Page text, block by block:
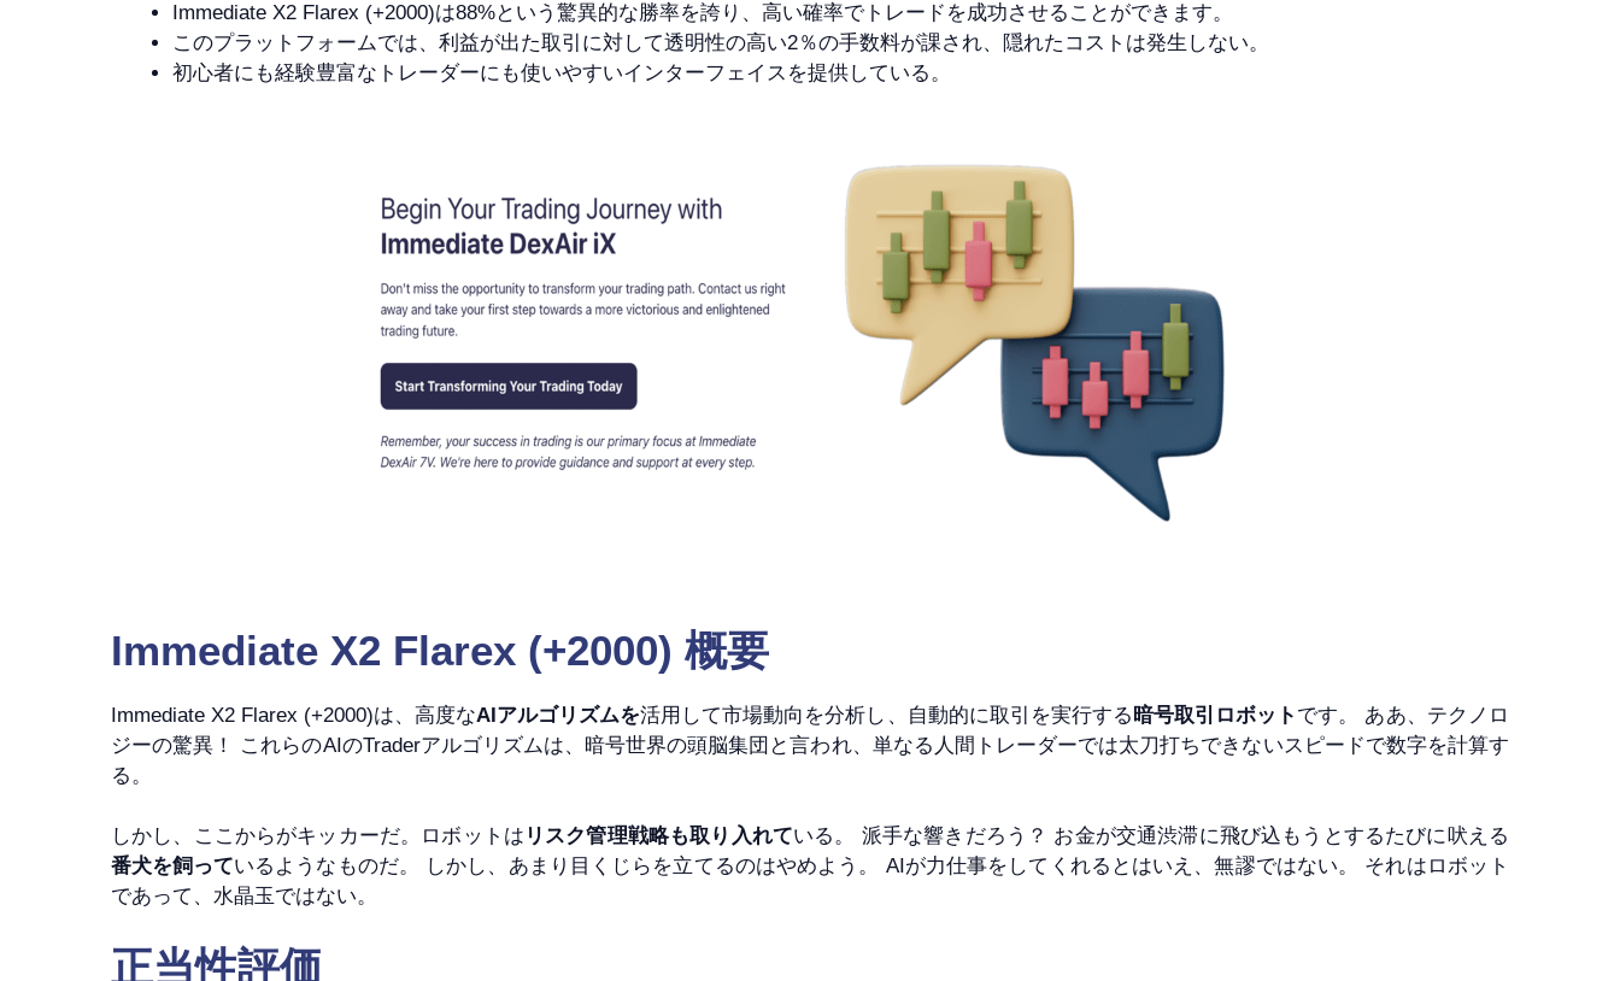
Immediate X2 Flarex (+2000)は88%という驚異的な勝率を誇り、高い確率でトレードを成功させることができます。
このプラットフォームでは、利益が出た取引に対して透明性の高い2％の手数料が課され、隠れたコストは発生しない。
初心者にも経験豊富なトレーダーにも使いやすいインターフェイスを提供している。
Immediate X2 Flarex (+2000) 概要
Immediate X2 Flarex (+2000)は、高度なAIアルゴリズムを活用して市場動向を分析し、自動的に取引を実行する 暗号取引ロボット です。 ああ、テクノロ
ジーの驚異！ これらのAIのTraderアルゴリズムは、暗号世界の頭脳集団と言われ、単なる人間トレーダーでは太刀打ちできないスピードで数字を計算す
る。
しかし、ここからがキッカーだ。ロボットは リスク管理戦略も取り入れている。 派手な響きだろう？ お金が交通渋滞に飛び込もうとするたびに吠える
番犬を飼っているようなものだ。 しかし、あまり目くじらを立てるのはやめよう。 AIが力仕事をしてくれるとはいえ、無謬ではない。 それはロボット
であって、水晶玉ではない。
正当性評価